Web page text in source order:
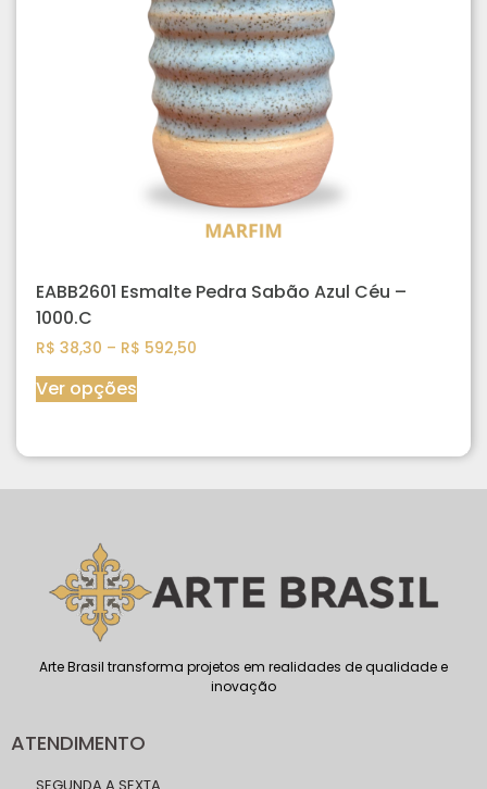
EABB2601 Esmalte Pedra Sabão Azul Céu –
1000.C
R$ 38,30 – R$ 592,50
Ver opções
Arte Brasil transforma projetos em realidades de qualidade e
inovação
ATENDIMENTO